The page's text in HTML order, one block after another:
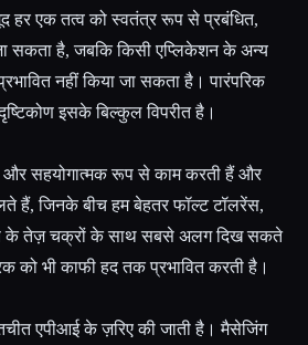
हर एक तत्व को स्वतंत्र रूप से प्रबंधित,
सकता है, जबकि किसी एप्लिकेशन के अन्य
नहीं किया जा सकता है। पारंपरिक
इसके बिल्कुल विपरीत है।
सहयोगात्मक रूप से काम करती हैं और
हैं, जिनके बीच हम बेहतर फॉल्ट टॉलरेंस,
के तेज़ चक्रों के साथ सबसे अलग दिख सकते
को भी काफी हद तक प्रभावित करती है।
एपीआई के ज़रिए की जाती है। मैसेजिंग